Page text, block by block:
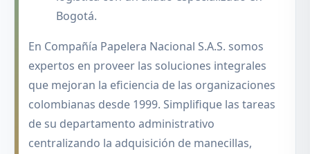
Bogotá.
En Compañía Papelera Nacional S.A.S. somos
expertos en proveer las soluciones integrales
que mejoran la eficiencia de las organizaciones
colombianas desde 1999. Simplifique las tareas
de su departamento administrativo
centralizando la adquisición de manecillas,